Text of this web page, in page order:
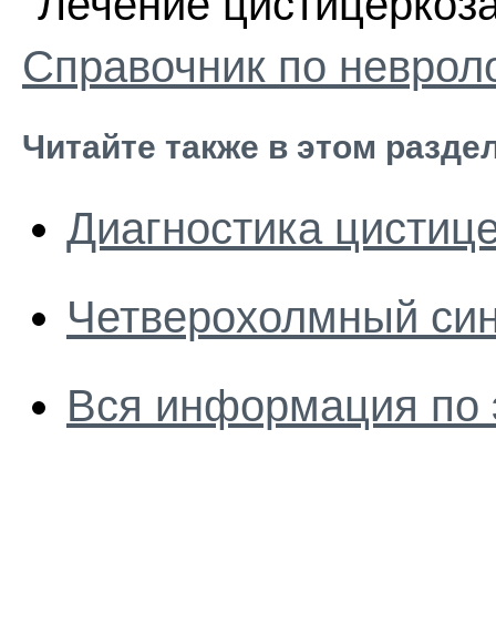
Справочник по
Читайте также в этом
Диагностика
Четверохолмный
Вся информация по